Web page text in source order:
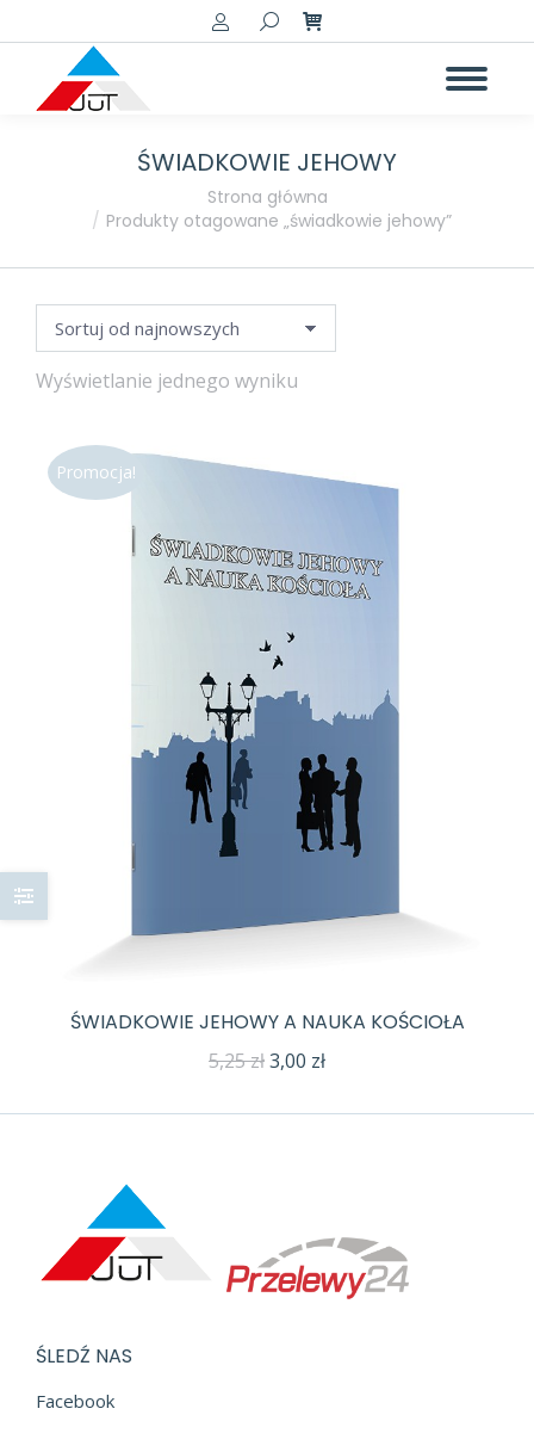
Szukaj:
ŚWIADKOWIE JEHOWY
Strona główna
Produkty otagowane „świadkowie jehowy”
Wyświetlanie jednego wyniku
Promocja!
ŚWIADKOWIE JEHOWY A NAUKA KOŚCIOŁA
5,25złPierwotna
3,00 złAktualna
ŚLEDŹ NAS
Facebook